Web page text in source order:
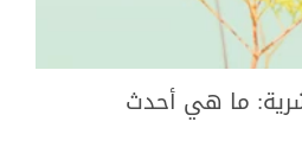
ما هي أحدث